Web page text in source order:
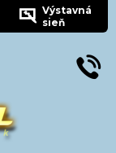
Výstavná
sieň